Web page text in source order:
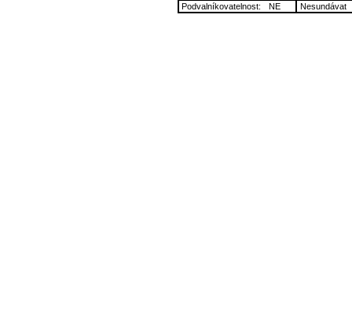
Podvalníkovatelnost: NE Nesundávat